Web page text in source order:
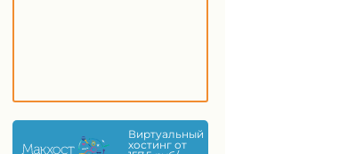
Виртуальный
хостинг от